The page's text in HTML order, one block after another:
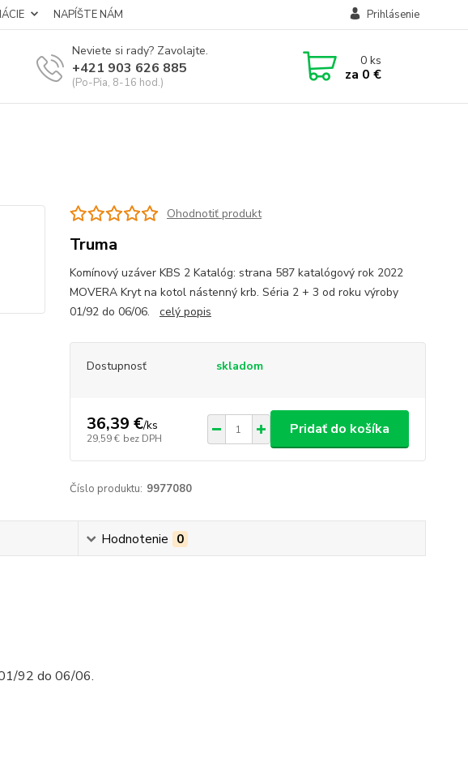
NAPÍŠTE NÁM Prihlásenie
Neviete si rady? Zavolajte.
+421 903 626 885
(Po-Pia, 8-16 hod.)
0ks
za 0 €
Ohodnotiť produkt
Truma
Komínový uzáver KBS 2 Katalóg: strana 587 katalógový rok 2022
MOVERA Kryt na kotol nástenný krb. Séria 2 + 3 od roku výroby
01/92 do 06/06. celý popis
Dostupnosť skladom
36,39 €/ks
29,59 € bez DPH
Pridať do košíka
Číslo produktu: 9977080
Hodnotenie 0
92 do 06/06.